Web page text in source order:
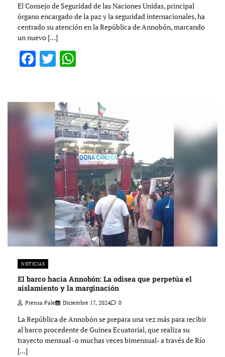
El Consejo de Seguridad de las Naciones Unidas, principal
órgano encargado de la paz y la seguridad internacionales, ha
centrado su atención en la República de Annobón, marcando
un nuevo […]
Facebook
Twitter
NOTICIAS
El barco hacia Annobón: La odisea que perpetúa el
aislamiento y la marginación
Prensa Pale Diciembre 17, 2024 0
La República de Annobón se prepara una vez más para recibir
al barco procedente de Guinea Ecuatorial, que realiza su
trayecto mensual -o muchas veces bimensual- a través de Río
[…]